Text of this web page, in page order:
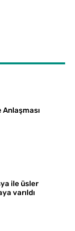
Anlaşması
ile üsler
varıldı